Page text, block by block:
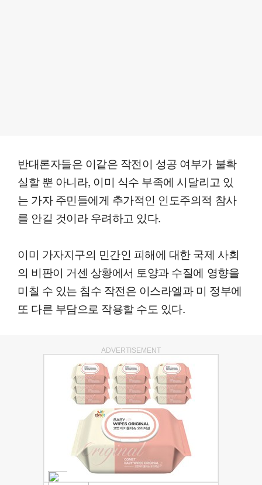
반대론자들은 이같은 작전이 성공 여부가 불확
실할 뿐 아니라, 이미 식수 부족에 시달리고 있
는 가자 주민들에게 추가적인 인도주의적 참사
를 안길 것이라 우려하고 있다.
이미 가자지구의 민간인 피해에 대한 국제 사회
의 비판이 거센 상황에서 토양과 수질에 영향을
미칠 수 있는 침수 작전은 이스라엘과 미 정부에
또 다른 부담으로 작용할 수도 있다.
ADVERTISEMENT